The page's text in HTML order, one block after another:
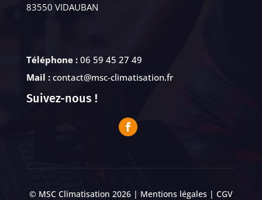
83550 VIDAUBAN
Téléphone : 06 59 45 27 49
Mail :contact@msc-climatisation.fr
Suivez-nous !
© MSC Climatisation 2026 | Mentions légales| CGV